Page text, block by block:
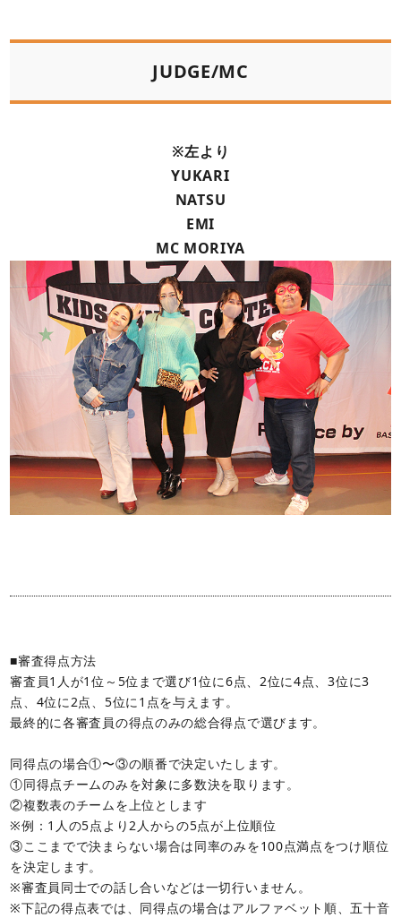
JUDGE/MC
※左より
YUKARI
NATSU
EMI
MC MORIYA
■審査得点方法
審査員1人が1位～5位まで選び1位に6点、2位に4点、3位に3
点、4位に2点、5位に1点を与えます。
最終的に各審査員の得点のみの総合得点で選びます。
同得点の場合①〜③の順番で決定いたします。
①同得点チームのみを対象に多数決を取ります。
②複数表のチームを上位とします
※例：1人の5点より2人からの5点が上位順位
③ここまでで決まらない場合は同率のみを100点満点をつけ順位
を決定します。
※審査員同士での話し合いなどは一切行いません。
※下記の得点表では、同得点の場合はアルファベット順、五十音